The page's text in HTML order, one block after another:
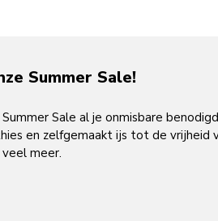
Summer Sale!
Sale al je onmisbare
en zelfgemaakt ijs tot de vrijheid
meer.